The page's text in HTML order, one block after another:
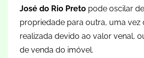
José do Rio Preto pode oscilar
propriedade para outra, uma vez
realizada devido ao valor venal,
de venda do imóvel.